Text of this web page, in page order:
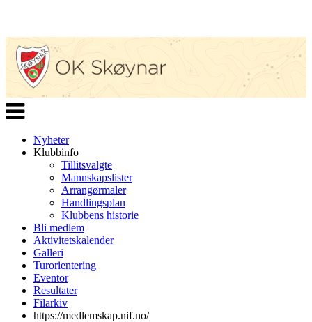
Veksle
navigasjon
Nyheter
Klubbinfo
Tillitsvalgte
Mannskapslister
Arrangørmaler
Handlingsplan
Klubbens historie
Bli medlem
Aktivitetskalender
Galleri
Turorientering
Eventor
Resultater
Filarkiv
https://medlemskap.nif.no/